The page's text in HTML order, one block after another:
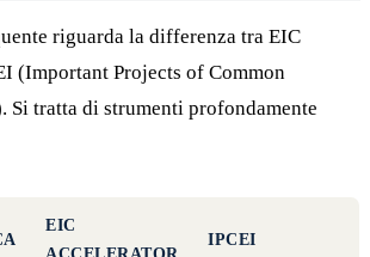
riguarda la differenza tra EIC
(Important Projects of Common
Si tratta di strumenti profondamente
EIC
IPCEI